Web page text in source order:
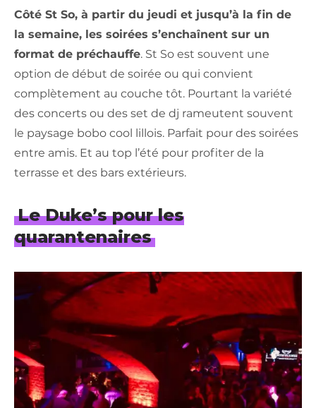
Côté St So, à partir du jeudi et jusqu’à la fin de
la semaine, les soirées s’enchaînent sur un
format de préchauffe. St So est souvent une
option de début de soirée ou qui convient
complètement au couche tôt. Pourtant la variété
des concerts ou des set de dj rameutent souvent
le paysage bobo cool lillois. Parfait pour des soirées
entre amis. Et au top l’été pour profiter de la
terrasse et des bars extérieurs.
Le Duke’s pour les
quarantenaires